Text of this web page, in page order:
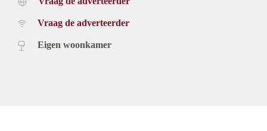
Vraag de adverteerder
Eigen woonkamer